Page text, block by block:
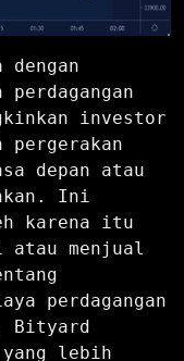
dengan
investor
pergerakan
depan atau
Ini
karena itu
atau menjual
perdagangan
Bityard
lebih